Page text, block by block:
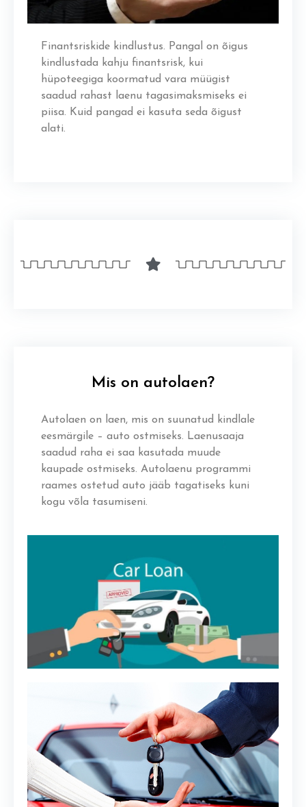
Finantsriskide kindlustus. Pangal on õigus
kindlustada kahju finantsrisk, kui
hüpoteegiga koormatud vara müügist
saadud rahast laenu tagasimaksmiseks ei
piisa. Kuid pangad ei kasuta seda õigust
alati.
Mis on autolaen?
Autolaen on laen, mis on suunatud kindlale
eesmärgile – auto ostmiseks. Laenusaaja
saadud raha ei saa kasutada muude
kaupade ostmiseks. Autolaenu programmi
raames ostetud auto jääb tagatiseks kuni
kogu võla tasumiseni.